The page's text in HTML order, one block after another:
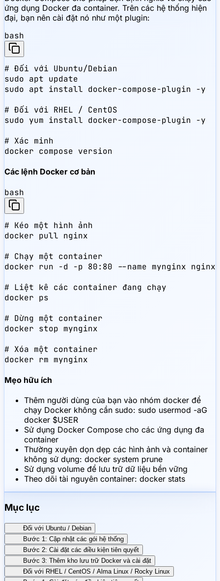
ứng dụng Docker đa container. Trên các hệ thống hiện
đại, bạn nên cài đặt nó như một plugin:
bash
# Đối với Ubuntu/Debian
sudo apt update
sudo apt install docker-compose-plugin -y
# Đối với RHEL / CentOS
sudo yum install docker-compose-plugin -y
# Xác minh
docker compose version
Các lệnh Docker cơ bản
bash
# Kéo một hình ảnh
docker pull nginx
# Chạy một container
docker run -d -p 80:80 --name mynginx nginx
# Liệt kê các container đang chạy
docker ps
# Dừng một container
docker stop mynginx
# Xóa một container
docker rm mynginx
Mẹo hữu ích
Thêm người dùng của bạn vào nhóm docker để
chạy Docker không cần sudo: sudo usermod -aG
docker $USER
Sử dụng Docker Compose cho các ứng dụng đa
container
Thường xuyên dọn dẹp các hình ảnh và container
không sử dụng: docker system prune
Sử dụng volume để lưu trữ dữ liệu bền vững
Theo dõi tài nguyên container: docker stats
Mục lục
Đối với Ubuntu / Debian
Bước 1: Cập nhật các gói hệ thống
Bước 2: Cài đặt các điều kiện tiên quyết
Bước 3: Thêm kho lưu trữ Docker và cài đặt
Đối với RHEL / CentOS / Alma Linux / Rocky Linux